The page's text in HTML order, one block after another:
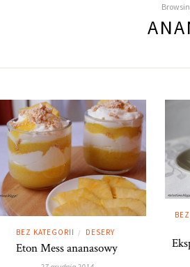
BEZ KATEGORII / DESERY
Eton Mess ananasowy